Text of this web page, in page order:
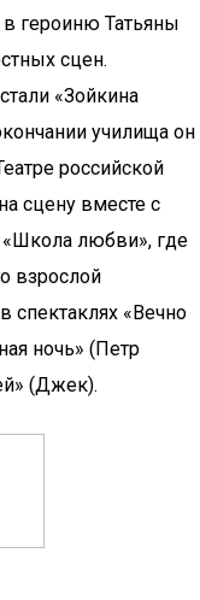
героиню Татьяны
сцен.
«Зойкина
училища он
российской
сцену вместе с
любви», где
взрослой
«Вечно
ночь» (Петр
(Джек).